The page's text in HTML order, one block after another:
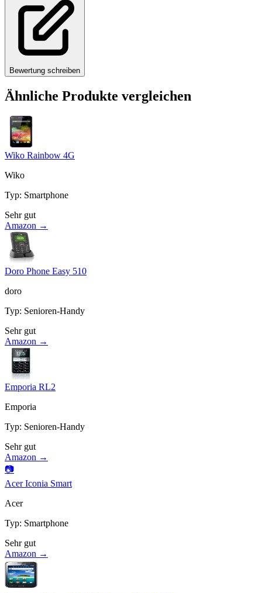
Bewertung schreiben
Ähnliche Produkte vergleichen
Wiko Rainbow 4G
Wiko
Typ: Smartphone
Sehr gut
Amazon →
Doro Phone Easy 510
doro
Typ: Senioren-Handy
Sehr gut
Amazon →
Emporia RL2
Emporia
Typ: Senioren-Handy
Sehr gut
Amazon →
📷
Acer Iconia Smart
Acer
Typ: Smartphone
Sehr gut
Amazon →